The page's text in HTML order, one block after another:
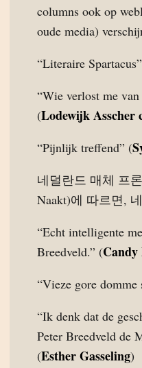
columns ook op
oude media)
“Literaire
“Wie verlost me
(Lodewijk Asscher
“Pijnlijk treffend” (
네덜란드 매체 프
Naakt)에 따르면,
“Echt intelligente
Breedveld.” (
“Vieze gore domme
“Ik denk dat de
Peter Breedveld de
(Esther Gasseling)